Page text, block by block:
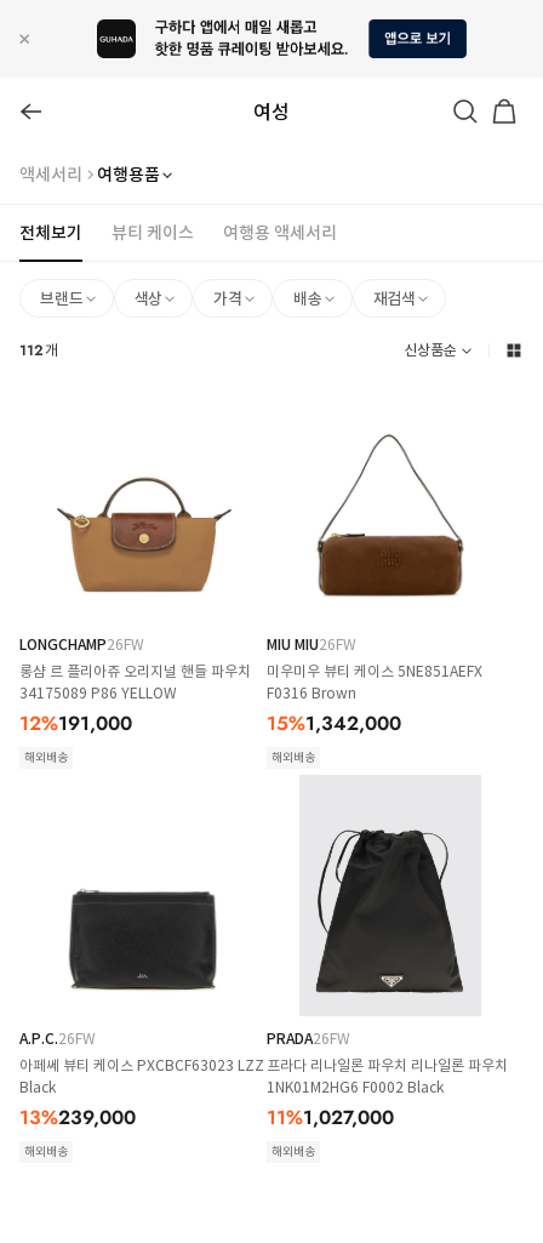
여성
액세서리 여행용품
전체보기 뷰티 케이스 여행용 액세서리
브랜드 색상 가격 배송 재검색
112개 신상품순
LONGCHAMP26FW
롱샴 르 플리아쥬 오리지널 핸들 파우치
34175089 P86 YELLOW
12%191,000
해외배송
MIU MIU26FW
미우미우 뷰티 케이스 5NE851AEFX
F0316 Brown
15%1,342,000
해외배송
A.P.C.26FW
아페쎄 뷰티 케이스 PXCBCF63023 LZZ
Black
13%239,000
해외배송
PRADA26FW
프라다 리나일론 파우치 리나일론 파우치
1NK01M2HG6 F0002 Black
11%1,027,000
해외배송